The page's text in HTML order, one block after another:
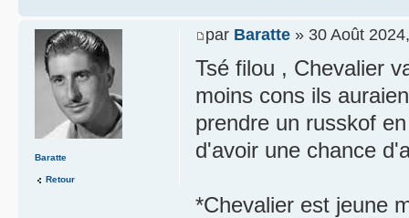
par Baratte » 30 Août
Tsé filou , Chevalier
moins cons ils
prendre un russkof
d'avoir une chance
*Chevalier est jeune
Baratte
Retour